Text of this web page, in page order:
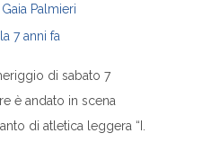
Gaia Palmieri
7 anni fa
di sabato 7
è andato in scena
di atletica leggera “I.